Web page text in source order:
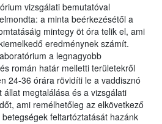
vizsgálati bemutatóval
a minta beérkezésétől a
mintegy öt óra telik el, ami
eredménynek számít.
a legnagyobb
román határ melletti területekről
24-36 órára rövidíti le a vaddisznó
megtalálása és a vizsgálati
ami remélhetőleg az elkövetkező
feltartóztatását hazánk